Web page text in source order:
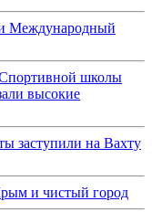
Международный
школы
высокие
заступили на Вахту
и чистый город